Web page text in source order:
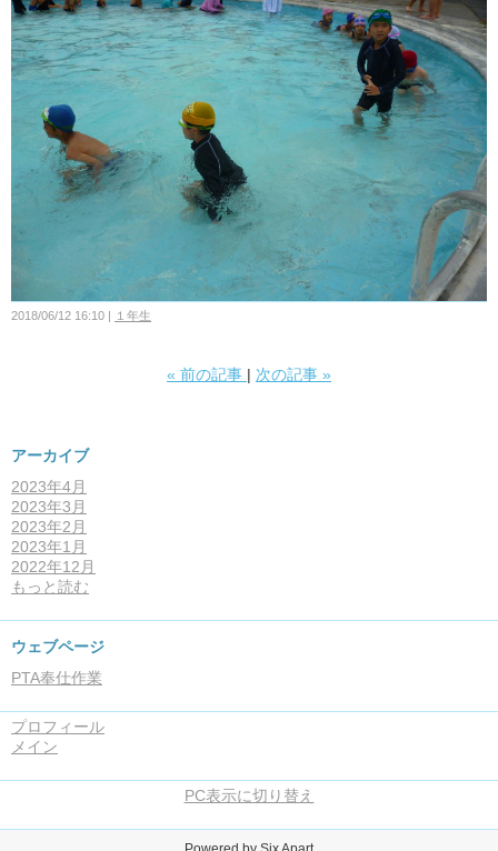
2018/06/12 16:10 １年生
« 前の記事 次の記事 »
アーカイブ
2023年4月
2023年3月
2023年2月
2023年1月
2022年12月
もっと読む
ウェブページ
PTA奉仕作業
プロフィール
メイン
PC表示に切り替え